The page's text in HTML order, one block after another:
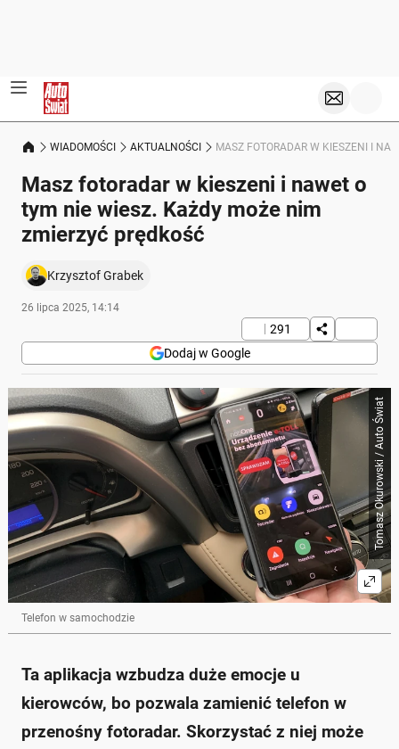
WIADOMOŚCI AKTUALNOŚCI MASZ FOTORADAR W KIESZENI I
Masz fotoradar w kieszeni i nawet o
tym nie wiesz. Każdy może nim
zmierzyć prędkość
Krzysztof Grabek
26 lipca 2025, 14:14
291
Dodaj w Google
Tomasz Okurowski / Auto Świat
Telefon w samochodzie
Ta aplikacja wzbudza duże emocje u
kierowców, bo pozwala zamienić telefon w
przenośny fotoradar. Skorzystać z niej może